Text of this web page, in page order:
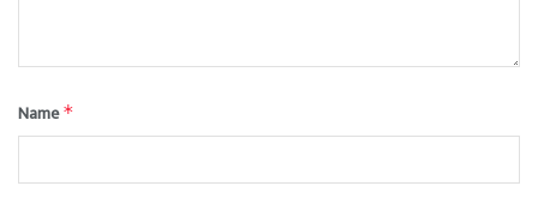
Name*